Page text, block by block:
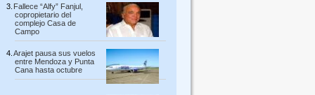
Fallece “Alfy” Fanjul,
copropietario del
complejo Casa de
Campo
Arajet pausa sus vuelos
entre Mendoza y Punta
Cana hasta octubre